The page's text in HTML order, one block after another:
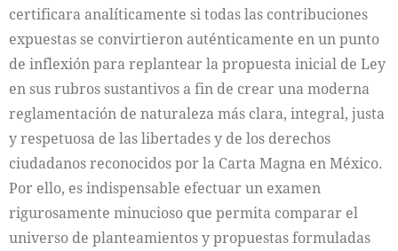
certificara analíticamente si todas las contribuciones
expuestas se convirtieron auténticamente en un punto
de inflexión para replantear la propuesta inicial de Ley
en sus rubros sustantivos a fin de crear una moderna
reglamentación de naturaleza más clara, integral, justa
y respetuosa de las libertades y de los derechos
ciudadanos reconocidos por la Carta Magna en México.
Por ello, es indispensable efectuar un examen
rigurosamente minucioso que permita comparar el
universo de planteamientos y propuestas formuladas